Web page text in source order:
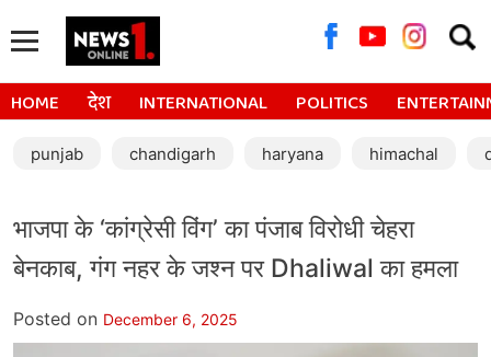
for:
HOME देश INTERNATIONAL POLITICS
punjab chandigarh haryana himachal
भाजपा के ‘कांग्रेसी विंग’ का पंजाब विरोधी चेहरा
बेनकाब, गंग नहर के जश्न पर Dhaliwal का हमला
Posted on December 6, 2025